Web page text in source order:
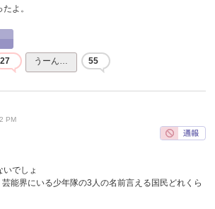
よ。
27 うーん… 55
PM
いでしょ
能界にいる少年隊の3人の名前言える国民どれくら